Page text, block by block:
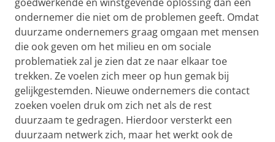
ondernemer die niet om de problemen geeft. Omdat
duurzame ondernemers graag omgaan met mensen
die ook geven om het milieu en om sociale
problematiek zal je zien dat ze naar elkaar toe
trekken. Ze voelen zich meer op hun gemak bij
gelijkgestemden. Nieuwe ondernemers die contact
zoeken voelen druk om zich net als de rest
duurzaam te gedragen. Hierdoor versterkt een
duurzaam netwerk zich, maar het werkt ook de